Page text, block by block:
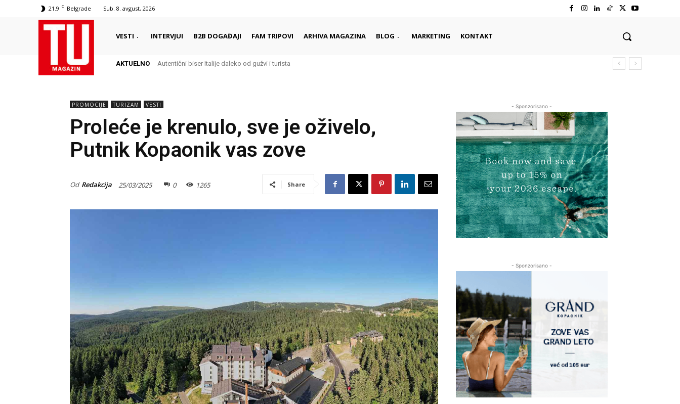
21.9 C Belgrade Sub. 8. avgust, 2026
VESTI INTERVJUI B2B DOGAĐAJI FAM TRIPOVI ARHIVA MAGAZINA BLOG MARKETING KONTAKT
AKTUELNO Delikates sa kojim Grci započinju i završavaju dan
Autentični biser Italije daleko od gužvi i turista
PROMOCIJE TURIZAM VESTI
Proleće je krenulo, sve je oživelo,
Putnik Kopaonik vas zove
Od Redakcija 25/03/2025 0 1265 Share
- Sponzorisano -
- Sponzorisano -